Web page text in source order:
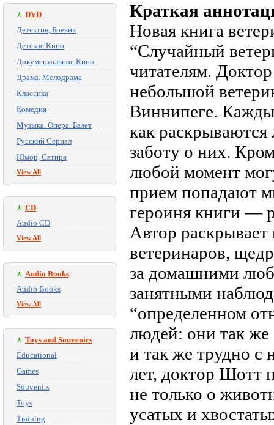
DVD
Детектив, Боевик
Детское Кино
Документальное Кино
Драма. Мелодрама
Классика
Комедия
Музыка. Опера. Балет
Русский Сериал
Юмор, Сатира
View All
CD
Audio CD
View All
Audio Books
Audio Books
View All
Toys and Souvenirs
Educational
Games
Souvenirs
Toys
Training
Краткая
Новая книга
“Случайный
читателям.
небольшой
Виннипеге.
как
заботу о них.
любой момент
прием попадают
героиня книги —
Автор
ветеринаров,
за домашними
занятными
“определенном
людей: они так
и так же трудно с
лет, доктор Шотт
не только о
усатых и